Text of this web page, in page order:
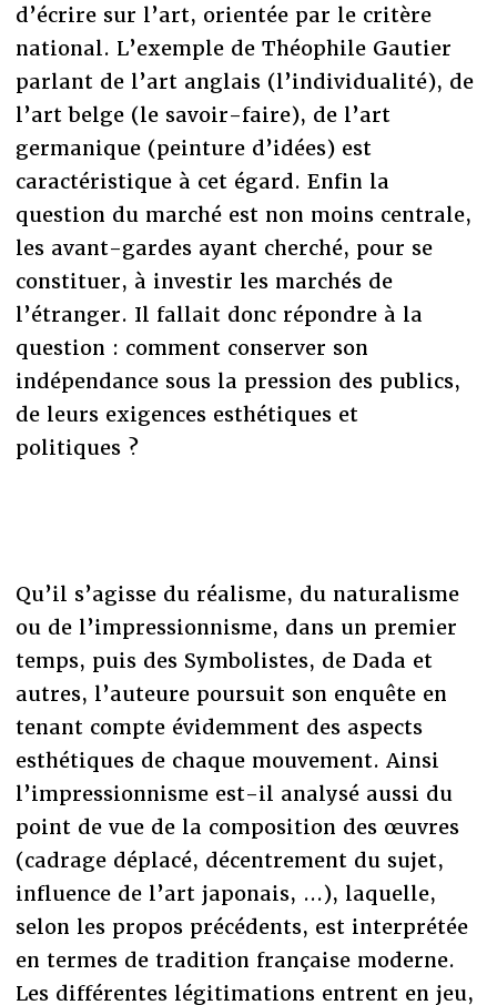
d’écrire sur l’art, orientée par le critère
national. L’exemple de Théophile Gautier
parlant de l’art anglais (l’individualité), de
l’art belge (le savoir-faire), de l’art
germanique (peinture d’idées) est
caractéristique à cet égard. Enfin la
question du marché est non moins centrale,
les avant-gardes ayant cherché, pour se
constituer, à investir les marchés de
l’étranger. Il fallait donc répondre à la
question : comment conserver son
indépendance sous la pression des publics,
de leurs exigences esthétiques et
politiques ?
Qu’il s’agisse du réalisme, du naturalisme
ou de l’impressionnisme, dans un premier
temps, puis des Symbolistes, de Dada et
autres, l’auteure poursuit son enquête en
tenant compte évidemment des aspects
esthétiques de chaque mouvement. Ainsi
l’impressionnisme est-il analysé aussi du
point de vue de la composition des œuvres
(cadrage déplacé, décentrement du sujet,
influence de l’art japonais, ...), laquelle,
selon les propos précédents, est interprétée
en termes de tradition française moderne.
Les différentes légitimations entrent en jeu,